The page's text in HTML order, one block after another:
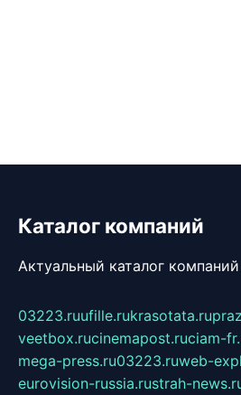
Каталог компаний
Актуальный каталог
03223.ruufille.rukrasotata.ru
veetbox.rucinemapost.ruciam-
mega-press.ru03223.ruweb-
eurovision-russia.rustrah-